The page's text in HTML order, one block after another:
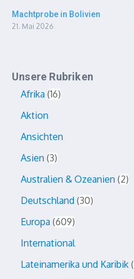
Machtprobe in Bolivien
21. Mai 2026
Unsere Rubriken
Afrika 16
Aktion
Ansichten
Asien 3
Australien & Ozeanien 2
Deutschland 30
Europa 609
International
Lateinamerika und Karibik